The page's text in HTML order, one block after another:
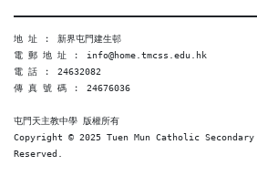
地 址 ︰ 新界屯門建生邨
電 郵 地 址 ︰ info@home.tmcss.edu.hk
電 話 ︰ 24632082
傳 真 號 碼 ︰ 24676036
屯門天主教中學 版權所有
Copyright © 2025 Tuen Mun Catholic
Reserved.